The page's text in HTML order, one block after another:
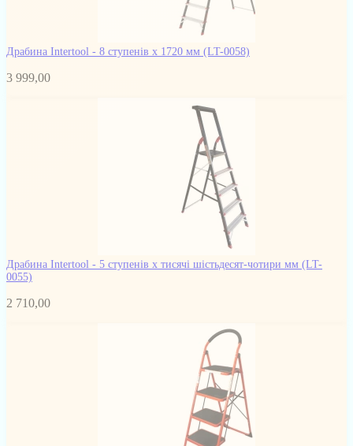
Драбина Intertool - 8 ступенів x 1720 мм (LT-0058)
3 999,00
Драбина Intertool - 5 ступенів x тисячі шістьдесят-чотири мм (LT-
0055)
2 710,00